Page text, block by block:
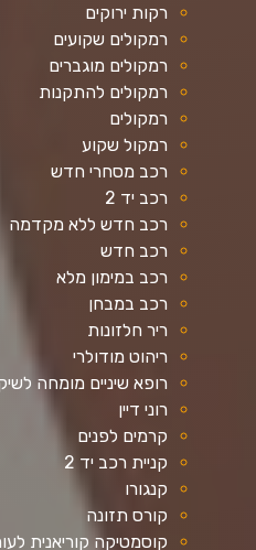
רקות ירוקים
רמקולים שקועים
רמקולים מוגברים
רמקולים להתקנות
רמקולים
רמקול שקוע
רכב מסחרי חדש
רכב יד 2
רכב חדש ללא מקדמה
רכב חדש
רכב במימון מלא
רכב במבחן
ריר חלזונות
ריהוט מודולרי
רופא שיניים מומחה
רוני דיין
קרמים לפנים
קניית רכב יד 2
קנגורו
קורס תזונה
קוסמטיקה קוריאנית